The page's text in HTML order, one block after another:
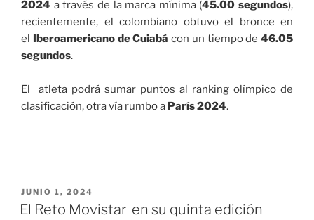
2024 a través de la marca mínima (45.00 segundos),
recientemente, el colombiano obtuvo el bronce en
el Iberoamericano de Cuiabá con un tiempo de 46.05
segundos.
El atleta podrá sumar puntos al ranking olímpico de
clasificación, otra vía rumbo a París 2024.
PUBLICADO
EL
JUNIO 1, 2024
El Reto Movistar en su quinta edición